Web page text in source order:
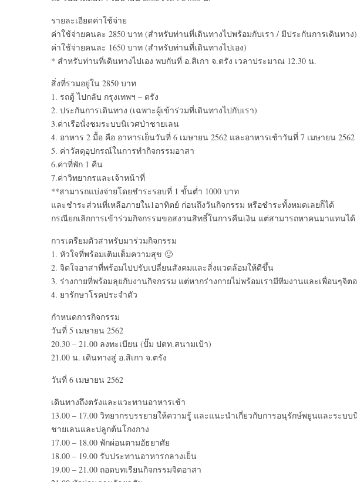
รายละเอียดค่าใช้จ่าย
ค่าใช้จ่ายคนละ 2850 บาท (สำหรับท่านที่เดินทางไปพร้อมกับเรา / มีประกันการเดินทาง)
ค่าใช้จ่ายคนละ 1650 บาท (สำหรับท่านที่เดินทางไปเอง)
* สำหรับท่านที่เดินทางไปเอง พบกันที่ อ.สิเกา จ.ตรัง เวลาประมาณ 12.30 น.
สิ่งที่รวมอยู่ใน 2850 บาท
1. รถตู้ ไปกลับ กรุงเทพฯ – ตรัง
2. ประกันการเดินทาง (เฉพาะผู้เข้าร่วมที่เดินทางไปกับเรา)
3.ค่าเรือนั่งชมระบบนิเวศป่าชายเลน
4. อาหาร 2 มื้อ คือ อาหารเย็นวันที่ 6 เมษายน 2562 และอาหารเช้าวันที่ 7 เมษายน 2562
5. ค่าวัสดุอุปกรณ์ในการทำกิจกรรมอาสา
6.ค่าที่พัก 1 คืน
7.ค่าวิทยากรและเจ้าหน้าที่
**สามารถแบ่งจ่ายโดยชำระรอบที่ 1 ขั้นต่ำ 1000 บาท
และชำระส่วนที่เหลือภายใน1อาทิตย์ ก่อนถึงวันกิจกรรม หรือชำระทั้งหมดเลยก็ได้
กรณียกเลิกการเข้าร่วมกิจกรรมขอสงวนสิทธิ์ในการคืนเงิน แต่สามารถหาคนมาแทนได้
การเตรียมตัวสาหรับมาร่วมกิจกรรม
1. หัวใจที่พร้อมเติมเต็มความสุข 🙂
2. จิตใจอาสาที่พร้อมไปปรับเปลี่ยนสังคมและสิ่งแวดล้อมให้ดีขึ้น
3. ร่างกายที่พร้อมลุยกับงานกิจกรรม แต่หากร่างกายไม่พร้อมเรามีทีมงานและเพื่อนๆจิต
4. ยารักษาโรคประจำตัว
กำหนดการกิจกรรม
วันที่ 5 เมษายน 2562
20.30 – 21.00 ลงทะเบียน (ปั๊ม ปตท.สนามเป้า)
21.00 น. เดินทางสู่ อ.สิเกา จ.ตรัง
วันที่ 6 เมษายน 2562
เดินทางถึงตรังและแวะทานอาหารเช้า
13.00 – 17.00 วิทยากรบรรยายให้ความรู้ และแนะนำเกี่ยวกับการอนุรักษ์พยูนและระบ
ชายเลนและปลูกต้นโกงกาง
17.00 – 18.00 พักผ่อนตามอัธยาศัย
18.00 – 19.00 รับประทานอาหารกลางเย็น
19.00 – 21.00 ถอดบทเรียนกิจกรรมจิตอาสา